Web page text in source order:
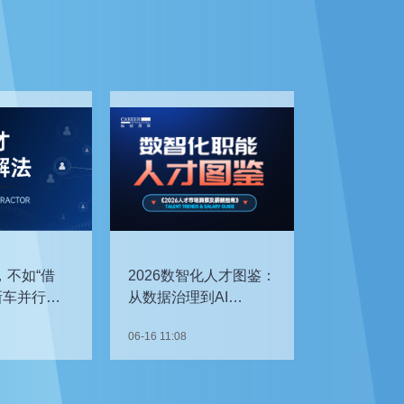
不如“借
并行开
2026数智化人才图鉴：
从数据治理到AI
06-16 11:08